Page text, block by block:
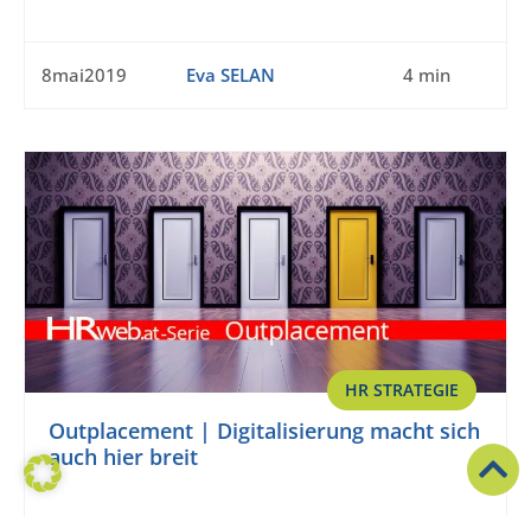
8mai2019 Eva SELAN 4 min
HR STRATEGIE
Outplacement | Digitalisierung macht sich
auch hier breit